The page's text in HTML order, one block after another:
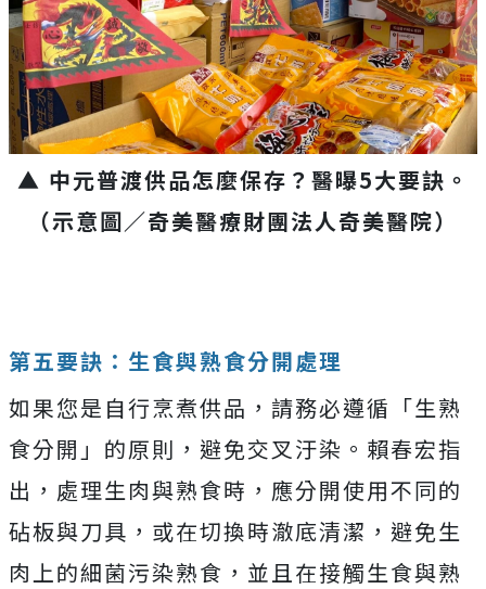
▲ 中元普渡供品怎麼保存？醫曝5大要訣。
（示意圖／奇美醫療財團法人奇美醫院）
第五要訣：生食與熟食分開處理
如果您是自行烹煮供品，請務必遵循「生熟
食分開」的原則，避免交叉汙染。賴春宏指
出，處理生肉與熟食時，應分開使用不同的
砧板與刀具，或在切換時澈底清潔，避免生
肉上的細菌污染熟食，並且在接觸生食與熟